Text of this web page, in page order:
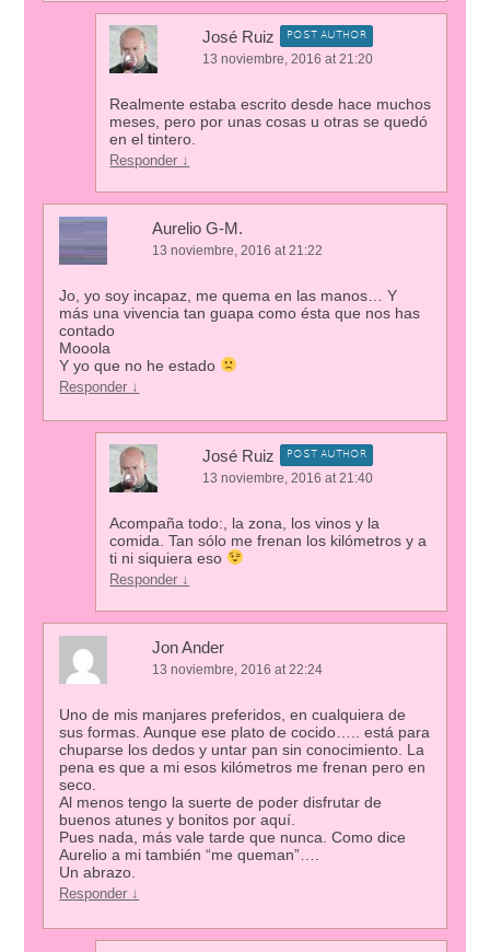
José Ruiz POST AUTHOR
13 noviembre, 2016 at 21:20
Realmente estaba escrito desde hace muchos
meses, pero por unas cosas u otras se quedó
en el tintero.
Responder ↓
Aurelio G-M.
13 noviembre, 2016 at 21:22
Jo, yo soy incapaz, me quema en las manos… Y
más una vivencia tan guapa como ésta que nos has
contado
Mooola
Y yo que no he estado
Responder ↓
José Ruiz POST AUTHOR
13 noviembre, 2016 at 21:40
Acompaña todo:, la zona, los vinos y la
comida. Tan sólo me frenan los kilómetros y a
ti ni siquiera eso
Responder ↓
Jon Ander
13 noviembre, 2016 at 22:24
Uno de mis manjares preferidos, en cualquiera de
sus formas. Aunque ese plato de cocido….. está para
chuparse los dedos y untar pan sin conocimiento. La
pena es que a mi esos kilómetros me frenan pero en
seco.
Al menos tengo la suerte de poder disfrutar de
buenos atunes y bonitos por aquí.
Pues nada, más vale tarde que nunca. Como dice
Aurelio a mi también “me queman”….
Un abrazo.
Responder ↓